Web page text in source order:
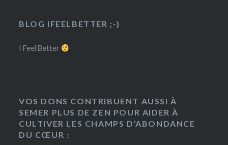
BLOG IFEELBETTER ;-)
I Feel Better
VOS DONS CONTRIBUENT AUSSI À
SEMER PLUS DE ZEN POUR AIDER À
CULTIVER LES CHAMPS D’ABONDANCE
DU CŒUR :